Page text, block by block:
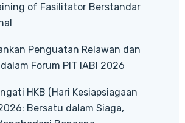
of Fasilitator Berstandar
Penguatan Relawan dan
Forum PIT IABI 2026
HKB (Hari Kesiapsiagaan
Bersatu dalam Siaga,